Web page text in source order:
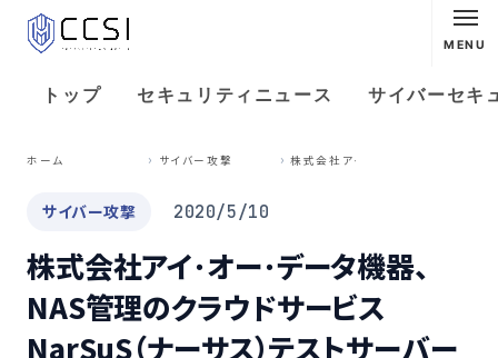
MENU
トップ セキュリティニュース サイバーセキ
ホーム サイバー攻撃
サイバー攻撃 2020/5/10
株式会社アイ･オー･データ機器、
NAS管理のクラウドサービス
NarSuS（ナーサス）テストサーバー